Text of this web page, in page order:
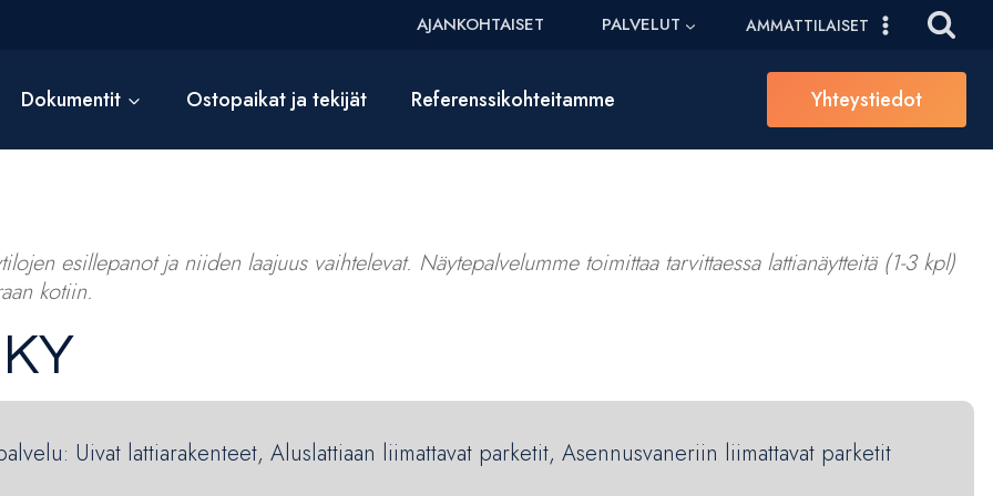
AJANKOHTAISET PALVELUT AMMATTILAISET
Dokumentit Ostopaikat ja tekijät Referenssikohteitamme Yhteystiedot
esillepanot ja niiden laajuus vaihtelevat. Näytepalvelumme toimittaa tarvittaessa lattianäytteitä (1-3 kpl)
kotiin.
Uivat lattiarakenteet, Aluslattiaan liimattavat parketit, Asennusvaneriin liimattavat parketit